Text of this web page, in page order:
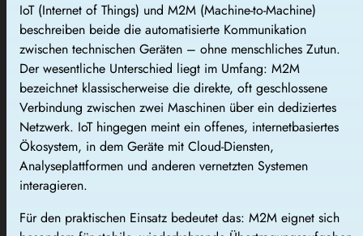
IoT (Internet of Things) und M2M (Machine-to-Machine)
beschreiben beide die automatisierte Kommunikation
zwischen technischen Geräten – ohne menschliches Zutun.
Der wesentliche Unterschied liegt im Umfang: M2M
bezeichnet klassischerweise die direkte, oft geschlossene
Verbindung zwischen zwei Maschinen über ein dediziertes
Netzwerk. IoT hingegen meint ein offenes, internetbasiertes
Ökosystem, in dem Geräte mit Cloud-Diensten,
Analyseplattformen und anderen vernetzten Systemen
interagieren.
Für den praktischen Einsatz bedeutet das: M2M eignet sich